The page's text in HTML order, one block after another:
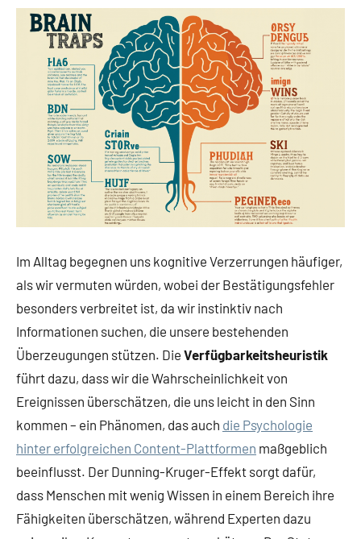
Im Alltag begegnen uns kognitive Verzerrungen häufiger,
als wir vermuten würden, wobei der Bestätigungsfehler
besonders verbreitet ist, da wir instinktiv nach
Informationen suchen, die unsere bestehenden
Überzeugungen stützen. Die Verfügbarkeitsheuristik
führt dazu, dass wir die Wahrscheinlichkeit von
Ereignissen überschätzen, die uns leicht in den Sinn
kommen – ein Phänomen, das auch die Psychologie
hinter erfolgreichen Content-Plattformen maßgeblich
beeinflusst. Der Dunning-Kruger-Effekt sorgt dafür,
dass Menschen mit wenig Wissen in einem Bereich ihre
Fähigkeiten überschätzen, während Experten dazu